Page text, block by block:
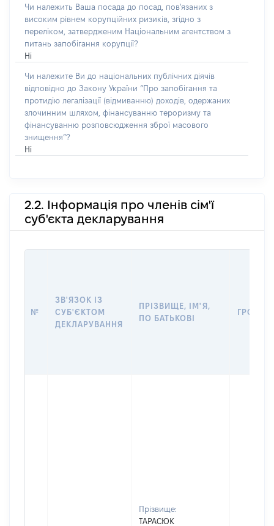
Чи належить Ваша посада до посад, пов'язаних з
високим рівнем корупційних ризиків, згідно з
переліком, затвердженим Національним агентством з
питань запобігання корупції?
Ні
Чи належите Ви до національних публічних діячів
відповідно до Закону України “Про запобігання та
протидію легалізації (відмиванню) доходів, одержаних
злочинним шляхом, фінансуванню тероризму та
фінансуванню розповсюдження зброї масового
знищення”?
Ні
2.2. Інформація про членів сім'ї
суб'єкта декларування
№
ЗВ'ЯЗОК ІЗ
СУБ'ЄКТОМ
ДЕКЛАРУВАННЯ
ПРІЗВИЩЕ, ІМ'Я,
ПО БАТЬКОВІ
Прізвище:
ТАРАСЮК